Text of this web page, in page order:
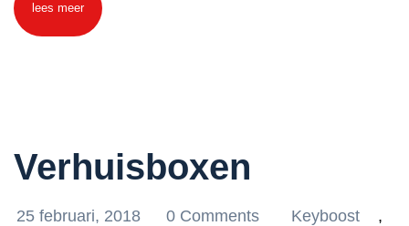
lees meer
Verhuisboxen
25 februari, 2018 0 Comments Keyboost
,